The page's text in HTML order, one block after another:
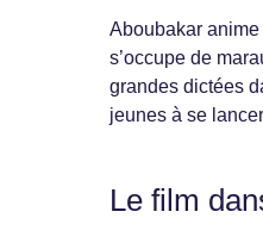
Aboubakar
s’occupe de
grandes dictées
jeunes à se
Le film